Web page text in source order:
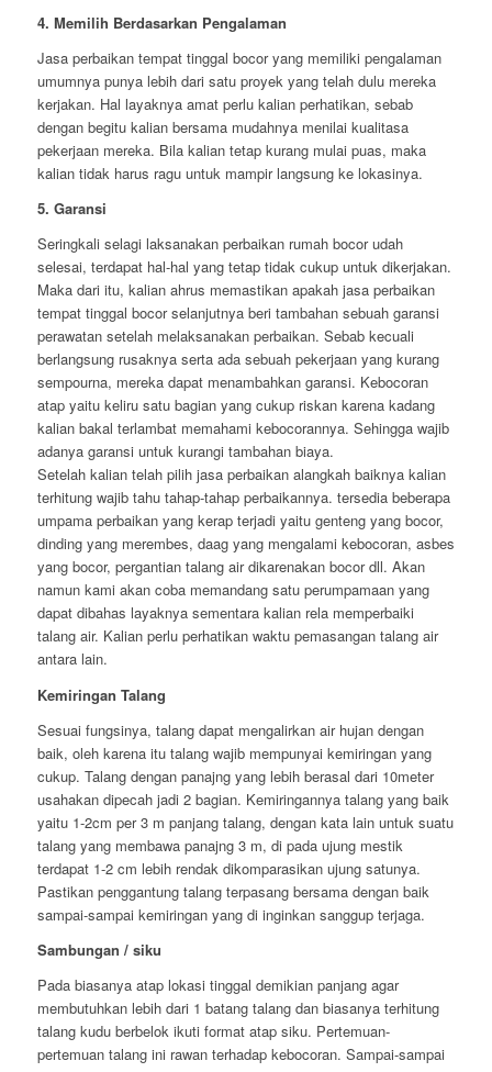
4. Memilih Berdasarkan Pengalaman
Jasa perbaikan tempat tinggal bocor yang memiliki pengalaman
umumnya punya lebih dari satu proyek yang telah dulu mereka
kerjakan. Hal layaknya amat perlu kalian perhatikan, sebab
dengan begitu kalian bersama mudahnya menilai kualitasa
pekerjaan mereka. Bila kalian tetap kurang mulai puas, maka
kalian tidak harus ragu untuk mampir langsung ke lokasinya.
5. Garansi
Seringkali selagi laksanakan perbaikan rumah bocor udah
selesai, terdapat hal-hal yang tetap tidak cukup untuk dikerjakan.
Maka dari itu, kalian ahrus memastikan apakah jasa perbaikan
tempat tinggal bocor selanjutnya beri tambahan sebuah garansi
perawatan setelah melaksanakan perbaikan. Sebab kecuali
berlangsung rusaknya serta ada sebuah pekerjaan yang kurang
sempourna, mereka dapat menambahkan garansi. Kebocoran
atap yaitu keliru satu bagian yang cukup riskan karena kadang
kalian bakal terlambat memahami kebocorannya. Sehingga wajib
adanya garansi untuk kurangi tambahan biaya.
Setelah kalian telah pilih jasa perbaikan alangkah baiknya kalian
terhitung wajib tahu tahap-tahap perbaikannya. tersedia beberapa
umpama perbaikan yang kerap terjadi yaitu genteng yang bocor,
dinding yang merembes, daag yang mengalami kebocoran, asbes
yang bocor, pergantian talang air dikarenakan bocor dll. Akan
namun kami akan coba memandang satu perumpamaan yang
dapat dibahas layaknya sementara kalian rela memperbaiki
talang air. Kalian perlu perhatikan waktu pemasangan talang air
antara lain.
Kemiringan Talang
Sesuai fungsinya, talang dapat mengalirkan air hujan dengan
baik, oleh karena itu talang wajib mempunyai kemiringan yang
cukup. Talang dengan panajng yang lebih berasal dari 10meter
usahakan dipecah jadi 2 bagian. Kemiringannya talang yang baik
yaitu 1-2cm per 3 m panjang talang, dengan kata lain untuk suatu
talang yang membawa panajng 3 m, di pada ujung mestik
terdapat 1-2 cm lebih rendak dikomparasikan ujung satunya.
Pastikan penggantung talang terpasang bersama dengan baik
sampai-sampai kemiringan yang di inginkan sanggup terjaga.
Sambungan / siku
Pada biasanya atap lokasi tinggal demikian panjang agar
membutuhkan lebih dari 1 batang talang dan biasanya terhitung
talang kudu berbelok ikuti format atap siku. Pertemuan-
pertemuan talang ini rawan terhadap kebocoran. Sampai-sampai